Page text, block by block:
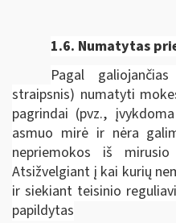
1.6. Numatytas
Pagal
straipsnis) numatyti
pagrindai (pvz.,
asmuo mirė ir nėra
nepriemokos iš
Atsižvelgiant į kai kurių
ir siekiant teisinio
papildytas